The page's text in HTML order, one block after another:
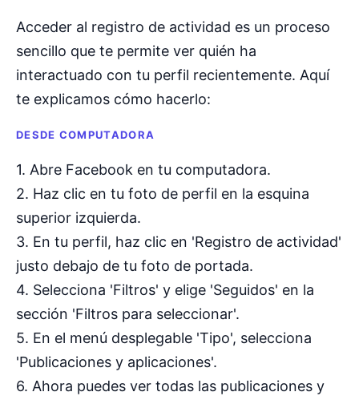
Acceder al registro de actividad es un proceso
sencillo que te permite ver quién ha
interactuado con tu perfil recientemente. Aquí
te explicamos cómo hacerlo:
DESDE COMPUTADORA
1. Abre Facebook en tu computadora.
2. Haz clic en tu foto de perfil en la esquina
superior izquierda.
3. En tu perfil, haz clic en 'Registro de actividad'
justo debajo de tu foto de portada.
4. Selecciona 'Filtros' y elige 'Seguidos' en la
sección 'Filtros para seleccionar'.
5. En el menú desplegable 'Tipo', selecciona
'Publicaciones y aplicaciones'.
6. Ahora puedes ver todas las publicaciones y